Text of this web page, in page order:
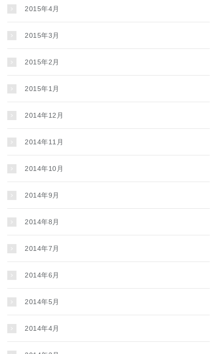
2015年4月
2015年3月
2015年2月
2015年1月
2014年12月
2014年11月
2014年10月
2014年9月
2014年8月
2014年7月
2014年6月
2014年5月
2014年4月